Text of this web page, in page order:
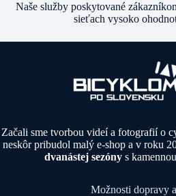
Naše služby poskytované
sieťach vysoko
Začali sme tvorbou videí a fotografií o
neskôr pribudol malý e-shop a v roku
dvanástej sezónys
Možnosti dopravy